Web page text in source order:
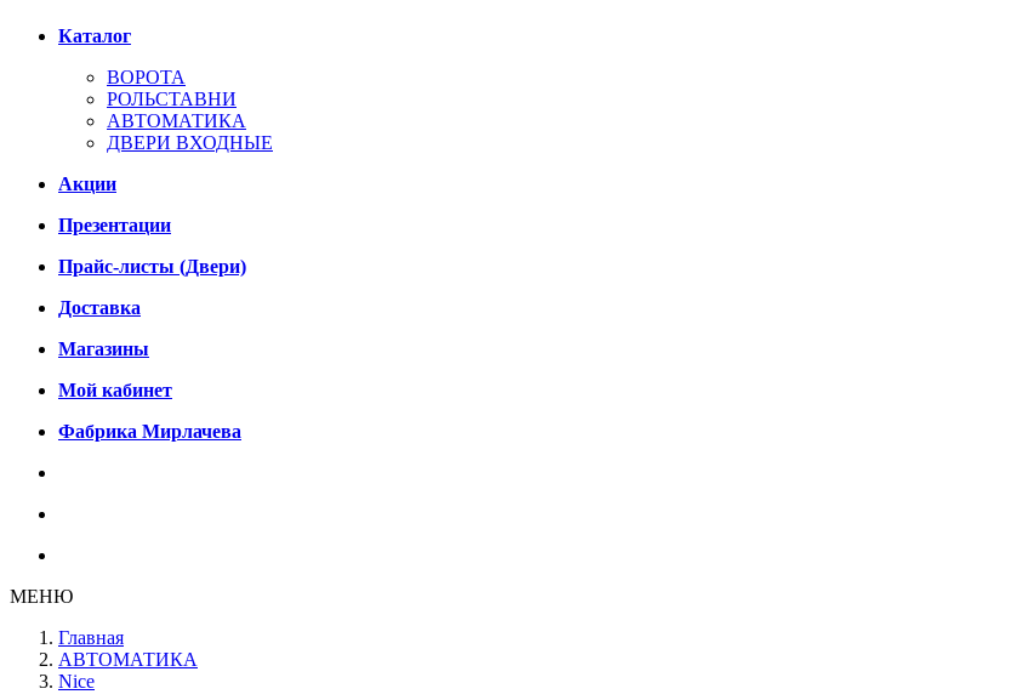
Каталог
ВОРОТА
РОЛЬСТАВНИ
АВТОМАТИКА
ДВЕРИ ВХОДНЫЕ
Акции
Презентации
Прайс-листы (Двери)
Доставка
Магазины
Мой кабинет
Фабрика Мирлачева
МЕНЮ
Главная
АВТОМАТИКА
Nice